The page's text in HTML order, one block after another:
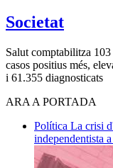
Societat
Salut comptabilitza
casos positius més,
i 61.355 diagnosticats
ARA A PORTADA
Política La crisi
independentista